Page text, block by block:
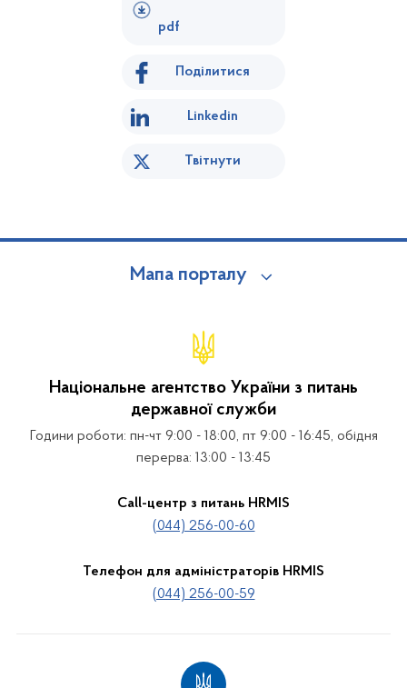
pdf
Поділитися
Linkedin
Твітнути
Мапа порталу
Національне агентство України з питань
державної служби
Години роботи: пн-чт 9:00 - 18:00, пт 9:00 - 16:45, обідня
перерва: 13:00 - 13:45
Call-центр з питань HRMIS
(044) 256-00-60
Телефон для адміністраторів HRMIS
(044) 256-00-59